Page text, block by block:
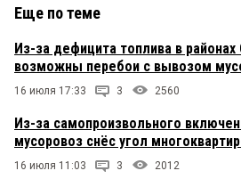
Еще по теме
Из-за дефицита топлива в
возможны перебои с вывозом
16 июля 17:33 3 2560
Из-за самопроизвольного
мусоровоз снёс угол
16 июля 11:03 3 2012